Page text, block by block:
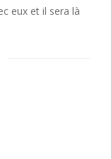
eux et il sera là